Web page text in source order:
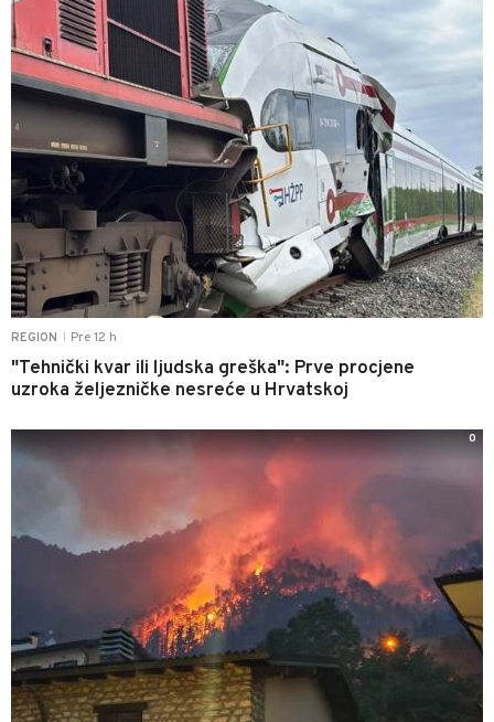
REGION Pre 12 h
"Tehnički kvar ili ljudska greška": Prve procjene
uzroka željezničke nesreće u Hrvatskoj
0